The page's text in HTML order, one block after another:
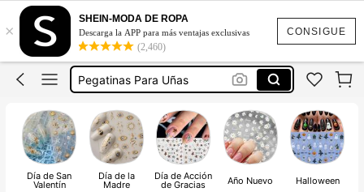
CONSIGUE
×
SHEIN-MODA DE ROPA
Descarga la APP para más ventajas exclusivas
(2,460)
Sticker Para Uñas
Uñas
Stickers Para Uña
Pegatinas Para Uñas
Sticker Para Uñas
Uñas
Día de San
Valentín
Día de la
Madre
Día de Acción
de Gracias Año Nuevo Halloween